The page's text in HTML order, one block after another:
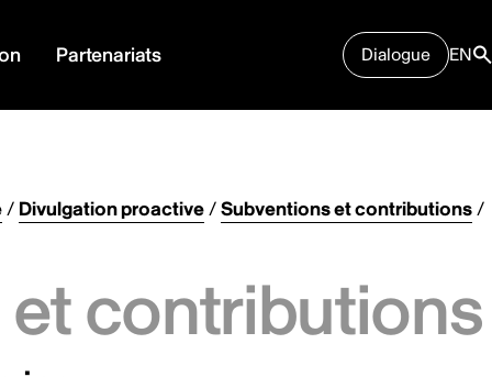
Partenariats Dialogue EN
/ Divulgation proactive/Subventions et contributions/
contributions